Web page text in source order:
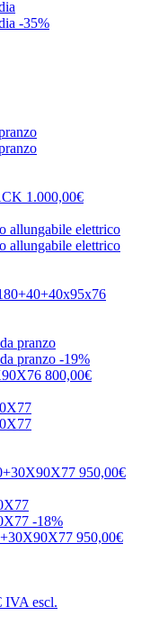
-35%
1.000,00€
-19%
800,00€
950,00€
-18%
950,00€
IVA escl.